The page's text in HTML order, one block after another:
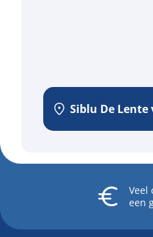
Siblu De
Veel
een